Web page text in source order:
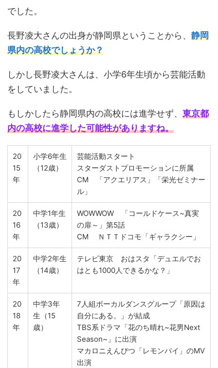
でした。
長野凌大さんの出身が静岡県ということから、 静岡
県内の高校でしょうか？
しかし長野凌大さんは、小学6年生頃から芸能活動
をしていました。
もしかしたら静岡県内の高校には進学せず、 東京都
内の高校に進学した可能性がありますね。
20
15
年
小学6年生
（12歳）
芸能活動スタート
スターダストプロモーションに所属
CM 「アクエリアス」「栄光ゼミナー
ル」
20
16
年
中学1年生
（13歳）
WOWWOW 「コールドケース~真実
の扉～」第5話
CM ＮＴＴドコモ「ギャラクシー」
20
17
年
中学2年生
（14歳）
テレビ東京 おはスタ「デュエルでお
はとも1000人できるかな？」
20
18
年
中学3年
生（15
歳）
7人組ボーカルダンスグループ「原因は
自分にある。」が結成
TBS系ドラマ「花のち晴れ~花男Next
Season~」に出演
マカロニえんぴつ「レモンパイ」のMV
出演